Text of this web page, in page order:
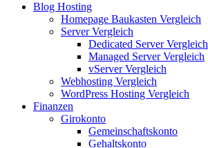
Blog Hosting
Homepage Baukasten Vergleich
Server Vergleich
Dedicated Server Vergleich
Managed Server Vergleich
vServer Vergleich
Webhosting Vergleich
WordPress Hosting Vergleich
Finanzen
Girokonto
Gemeinschaftskonto
Gehaltskonto